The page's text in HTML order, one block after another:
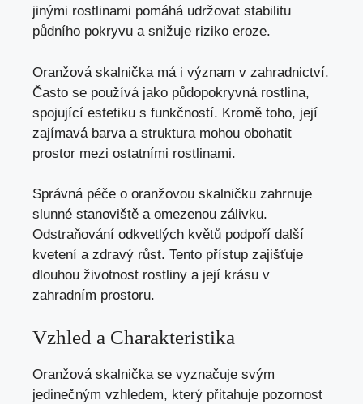
jinými rostlinami pomáhá udržovat stabilitu
půdního pokryvu a snižuje riziko eroze.
Oranžová skalnička má i význam v zahradnictví.
Často se používá jako půdopokryvná rostlina,
spojující estetiku s funkčností. Kromě toho, její
zajímavá barva a struktura mohou obohatit
prostor mezi ostatními rostlinami.
Správná péče o oranžovou skalničku zahrnuje
slunné stanoviště a omezenou zálivku.
Odstraňování odkvetlých květů podpoří další
kvetení a zdravý růst. Tento přístup zajišťuje
dlouhou životnost rostliny a její krásu v
zahradním prostoru.
Vzhled a Charakteristika
Oranžová skalnička se vyznačuje svým
jedinečným vzhledem, který přitahuje pozornost